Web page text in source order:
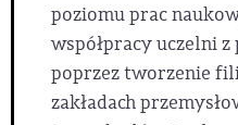
poziomu prac
współpracy uczelni z
poprzez tworzenie
zakładach